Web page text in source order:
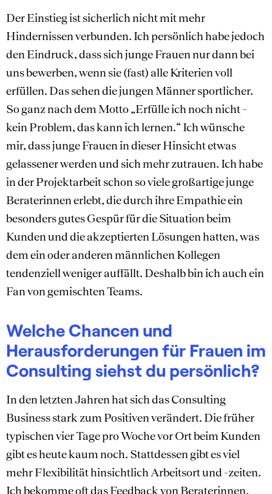
Der Einstieg ist sicherlich nicht mit mehr
Hindernissen verbunden. Ich persönlich habe jedoch
den Eindruck, dass sich junge Frauen nur dann bei
uns bewerben, wenn sie (fast) alle Kriterien voll
erfüllen. Das sehen die jungen Männer sportlicher.
So ganz nach dem Motto „Erfülle ich noch nicht –
kein Problem, das kann ich lernen.“ Ich wünsche
mir, dass junge Frauen in dieser Hinsicht etwas
gelassener werden und sich mehr zutrauen. Ich habe
in der Projektarbeit schon so viele großartige junge
Beraterinnen erlebt, die durch ihre Empathie ein
besonders gutes Gespür für die Situation beim
Kunden und die akzeptierten Lösungen hatten, was
dem ein oder anderen männlichen Kollegen
tendenziell weniger auffällt. Deshalb bin ich auch ein
Fan von gemischten Teams.
Welche Chancen und
Herausforderungen für Frauen im
Consulting siehst du persönlich?
In den letzten Jahren hat sich das Consulting
Business stark zum Positiven verändert. Die früher
typischen vier Tage pro Woche vor Ort beim Kunden
gibt es heute kaum noch. Stattdessen gibt es viel
mehr Flexibilität hinsichtlich Arbeitsort und -zeiten.
Ich bekomme oft das Feedback von Beraterinnen,